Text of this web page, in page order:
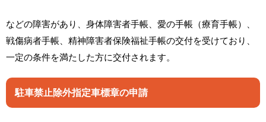
などの障害があり、身体障害者手帳、愛の手帳（療育手帳）、
戦傷病者手帳、精神障害者保険福祉手帳の交付を受けており、
一定の条件を満たした方に交付されます。
駐車禁止除外指定車標章の申請